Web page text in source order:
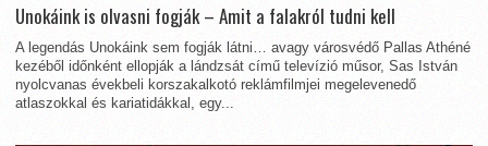
Unokáink is olvasni fogják – Amit a falakról tudni kell
A legendás Unokáink sem fogják látni… avagy városvédő Pallas Athéné
kezéből időnként ellopják a lándzsát című televízió műsor, Sas István
nyolcvanas évekbeli korszakalkotó reklámfilmjei megelevenedő
atlaszokkal és kariatidákkal, egy...